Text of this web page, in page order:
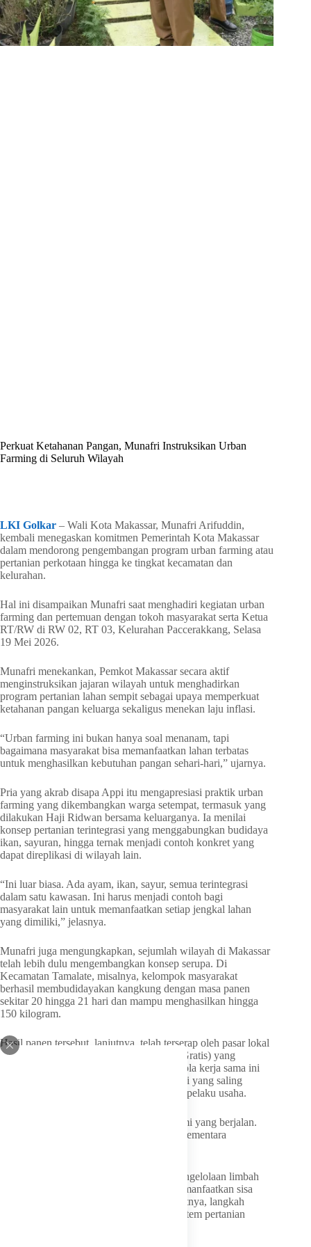
Perkuat Ketahanan Pangan, Munafri Instruksikan Urban
Farming di Seluruh Wilayah
LKI Golkar – Wali Kota Makassar, Munafri Arifuddin,
kembali menegaskan komitmen Pemerintah Kota Makassar
dalam mendorong pengembangan program urban farming atau
pertanian perkotaan hingga ke tingkat kecamatan dan
kelurahan.
Hal ini disampaikan Munafri saat menghadiri kegiatan urban
farming dan pertemuan dengan tokoh masyarakat serta Ketua
RT/RW di RW 02, RT 03, Kelurahan Paccerakkang, Selasa
19 Mei 2026.
Munafri menekankan, Pemkot Makassar secara aktif
menginstruksikan jajaran wilayah untuk menghadirkan
program pertanian lahan sempit sebagai upaya memperkuat
ketahanan pangan keluarga sekaligus menekan laju inflasi.
“Urban farming ini bukan hanya soal menanam, tapi
bagaimana masyarakat bisa memanfaatkan lahan terbatas
untuk menghasilkan kebutuhan pangan sehari-hari,” ujarnya.
Pria yang akrab disapa Appi itu mengapresiasi praktik urban
farming yang dikembangkan warga setempat, termasuk yang
dilakukan Haji Ridwan bersama keluarganya. Ia menilai
konsep pertanian terintegrasi yang menggabungkan budidaya
ikan, sayuran, hingga ternak menjadi contoh konkret yang
dapat direplikasi di wilayah lain.
“Ini luar biasa. Ada ayam, ikan, sayur, semua terintegrasi
dalam satu kawasan. Ini harus menjadi contoh bagi
masyarakat lain untuk memanfaatkan setiap jengkal lahan
yang dimiliki,” jelasnya.
Munafri juga mengungkapkan, sejumlah wilayah di Makassar
telah lebih dulu mengembangkan konsep serupa. Di
Kecamatan Tamalate, misalnya, kelompok masyarakat
berhasil membudidayakan kangkung dengan masa panen
sekitar 20 hingga 21 hari dan mampu menghasilkan hingga
150 kilogram.
Hasil panen tersebut, lanjutnya, telah terserap oleh pasar lokal
seperti program MBG (Makanan Bergizi Gratis) yang
membutuhkan pasokan rutin setiap hari. Pola kerja sama ini
dinilai mampu menciptakan siklus ekonomi yang saling
menguntungkan antara kelompok tani dan pelaku usaha.
“Ini yang kita harapkan, ada siklus ekonomi yang berjalan.
Masyarakat dapat penghasilan tambahan, sementara
Tak hanya itu, Munafri turut menyoroti pengelolaan limbah
yang dilakukan kelompok tani dengan memanfaatkan sisa
makanan menjadi pupuk kompos. Menurutnya, langkah
tersebut menunjukkan terbentuknya ekosistem pertanian